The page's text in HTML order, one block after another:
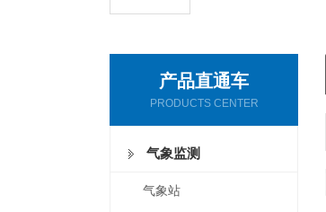
产品直通车
PRODUCTS CENTER
气象监测
气象站